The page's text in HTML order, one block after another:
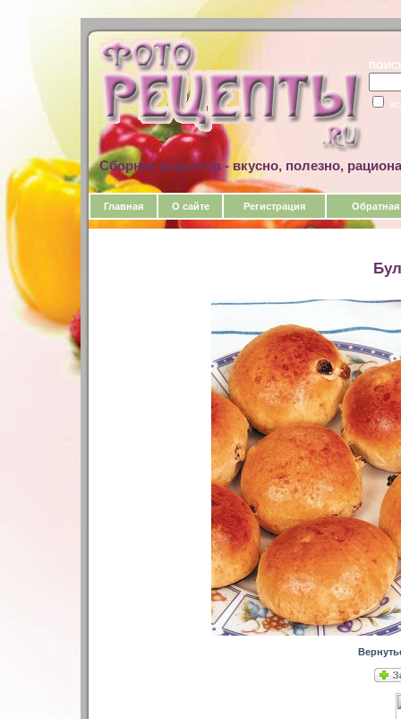
Сборник рецептов - вкусно, полезно,
Главная О сайте Регистрация Обратная